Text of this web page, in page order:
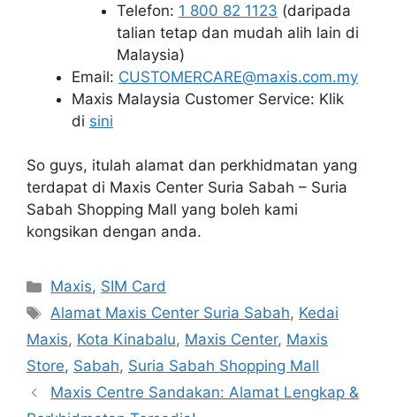
Telefon: 1 800 82 1123 (daripada
talian tetap dan mudah alih lain di
Malaysia)
Email: CUSTOMERCARE@maxis.com.my
Maxis Malaysia Customer Service: Klik
di sini
So guys, itulah alamat dan perkhidmatan yang
terdapat di Maxis Center Suria Sabah – Suria
Sabah Shopping Mall yang boleh kami
kongsikan dengan anda.
Categories
Maxis, SIM Card
Tags
Alamat Maxis Center Suria Sabah, Kedai
Maxis, Kota Kinabalu, Maxis Center, Maxis
Store, Sabah, Suria Sabah Shopping Mall
Maxis Centre Sandakan: Alamat Lengkap &